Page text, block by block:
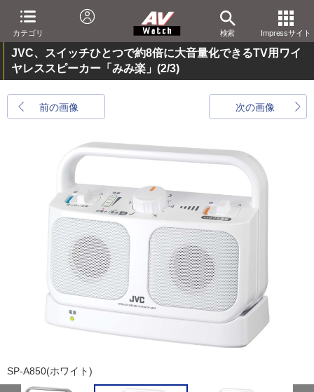
カテゴリ 検索 Impressサイト
JVC、スイッチひとつで約8倍に大音量化できるTV用ワイ
ヤレススピーカー「みみ楽」 (2/3)
前の画像 次の画像
SP-A850(ホワイト)